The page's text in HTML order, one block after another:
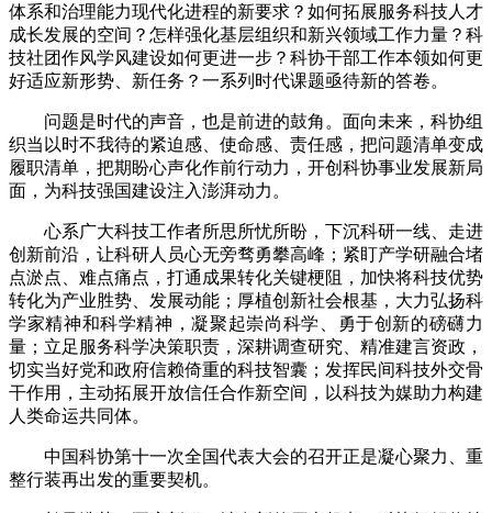
体系和治理能力现代化进程的新要求？如何拓展服务科技人才
成长发展的空间？怎样强化基层组织和新兴领域工作力量？科
技社团作风学风建设如何更进一步？科协干部工作本领如何更
好适应新形势、新任务？一系列时代课题亟待新的答卷。
问题是时代的声音，也是前进的鼓角。面向未来，科协组
织当以时不我待的紧迫感、使命感、责任感，把问题清单变成
履职清单，把期盼心声化作前行动力，开创科协事业发展新局
面，为科技强国建设注入澎湃动力。
心系广大科技工作者所思所忧所盼，下沉科研一线、走进
创新前沿，让科研人员心无旁骛勇攀高峰；紧盯产学研融合堵
点淤点、难点痛点，打通成果转化关键梗阻，加快将科技优势
转化为产业胜势、发展动能；厚植创新社会根基，大力弘扬科
学家精神和科学精神，凝聚起崇尚科学、勇于创新的磅礴力
量；立足服务科学决策职责，深耕调查研究、精准建言资政，
切实当好党和政府信赖倚重的科技智囊；发挥民间科技外交骨
干作用，主动拓展开放信任合作新空间，以科技为媒助力构建
人类命运共同体。
中国科协第十一次全国代表大会的召开正是凝心聚力、重
整行装再出发的重要契机。